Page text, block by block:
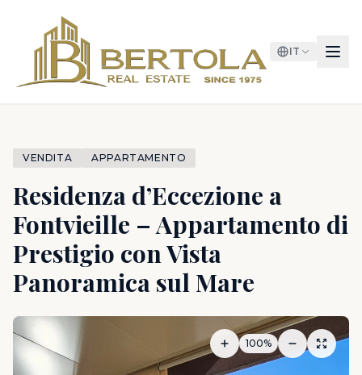
IT
VENDITA APPARTAMENTO
Residenza d’Eccezione a
Fontvieille – Appartamento di
Prestigio con Vista
Panoramica sul Mare
100%